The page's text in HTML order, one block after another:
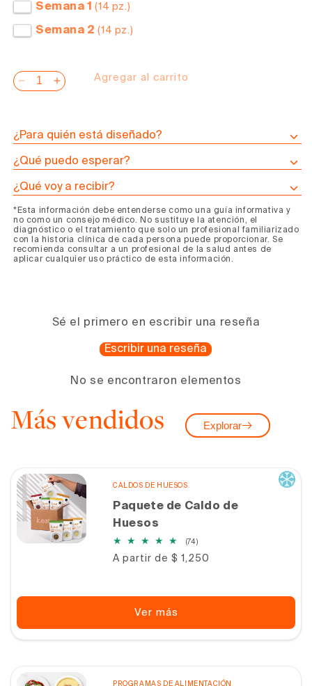
Semana 1(14 pz.)
Semana 2(14 pz.)
Reducir
Programa
Caldo
de
Huesos
Desgarre
Aumentar
Programa
Caldo
de
Huesos
Desgarre
Agregar al carrito
¿Para quién está diseñado?
¿Qué puedo esperar?
¿Qué voy a recibir?
*Esta información debe entenderse como una guía informativa y
no como un consejo médico. No sustituye la atención, el
diagnóstico o el tratamiento que solo un profesional familiarizado
con la historia clínica de cada persona puede proporcionar. Se
recomienda consultar a un profesional de la salud antes de
aplicar cualquier uso práctico de esta información.
Sé el primero en escribir una reseña
Escribir una reseña
No se encontraron elementos
Más vendidos Explorar
CALDOS DE HUESOS
Paquete de Caldo de
Huesos
(74)74
totales
Precio
A partir de $ 1,250
Ver más
PROGRAMAS DE ALIMENTACIÓN